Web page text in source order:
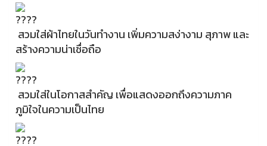
สวมใส่ผ้าไทยในวันทำงาน เพิ่มความสง่างาม สุภาพ และ
สร้างความน่าเชื่อถือ
สวมใส่ในโอกาสสำคัญ เพื่อแสดงออกถึงความภาค
ภูมิใจในความเป็นไทย